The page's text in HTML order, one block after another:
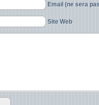
Email (ne sera
Site Web